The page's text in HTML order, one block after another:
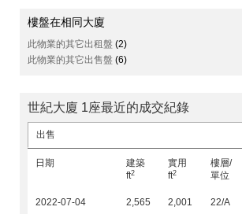
樓盤在相同大廈
此物業的其它出租盤 (2)
此物業的其它出售盤 (6)
世紀大廈 1座最近的成交紀錄
出售
日期
建築
ft2
實用
ft2
樓層/
單位
2022-07-04 2,565 2,001 22/A